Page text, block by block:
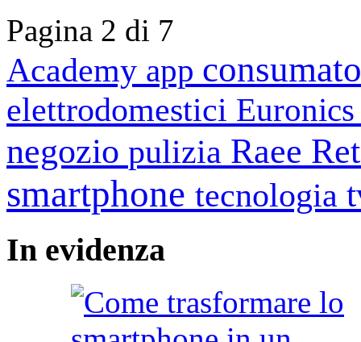
Pagina 2 di 7
Academy app
elettrodomestici
negozio pulizia Raee
smartphone tecnologia
In evidenza